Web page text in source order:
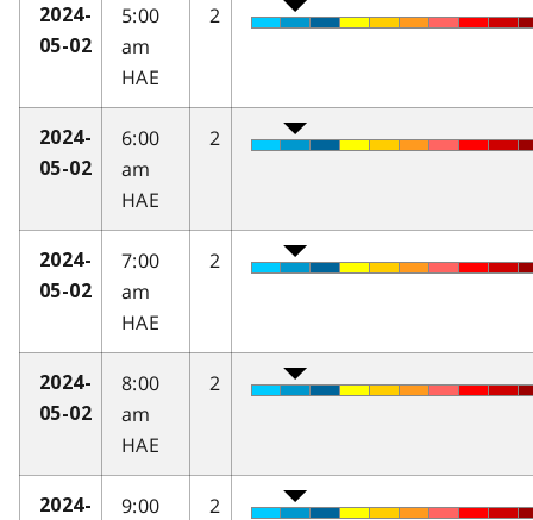
2024-
05-02
5:00
am
HAE
2
2024-
05-02
6:00
am
HAE
2
2024-
05-02
7:00
am
HAE
2
2024-
05-02
8:00
am
HAE
2
2024-
9:00
2